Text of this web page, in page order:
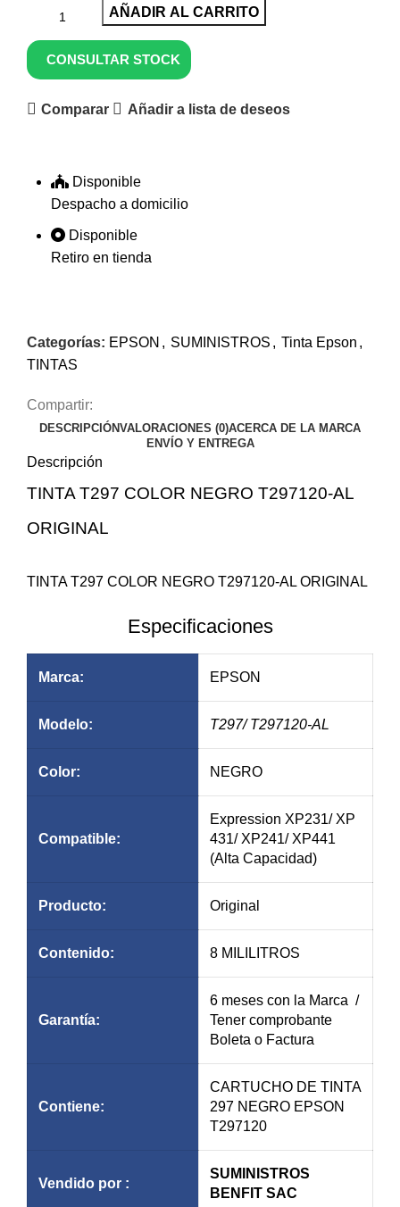
AÑADIR AL CARRITO
CONSULTAR STOCK
Comparar Añadir a lista de deseos
Disponible
Despacho a domicilio
Disponible
Retiro en tienda
Categorías: EPSON , SUMINISTROS , Tinta Epson ,
TINTAS
Compartir:
DESCRIPCIÓNVALORACIONES (0)ACERCA DE LA MARCA
ENVÍO Y ENTREGA
Descripción
TINTA T297 COLOR NEGRO T297120-AL
ORIGINAL
TINTA T297 COLOR NEGRO T297120-AL ORIGINAL
Especificaciones
Marca: EPSON
Modelo: T297/ T297120-AL
Color: NEGRO
Compatible:
Expression XP231/ XP
431/ XP241/ XP441
(Alta Capacidad)
Producto: Original
Contenido: 8 MILILITROS
Garantía:
6 meses con la Marca /
Tener comprobante
Boleta o Factura
Contiene:
CARTUCHO DE TINTA
297 NEGRO EPSON
T297120
Vendido por :
SUMINISTROS
BENFIT SAC